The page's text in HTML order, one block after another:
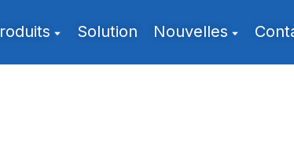
Solution Nouvelles